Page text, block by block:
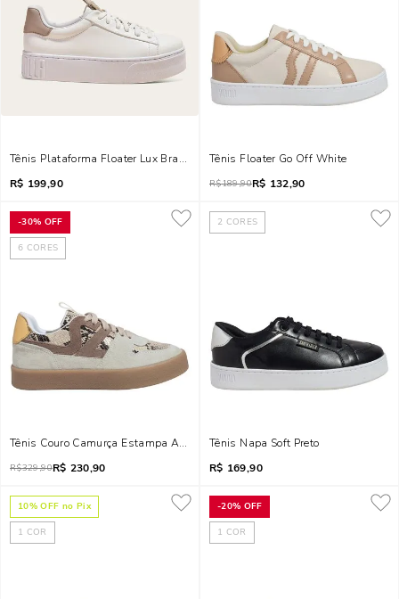
Tênis Plataforma Floater Lux Branco E Cinza
R$ 199,90
Tênis Floater Go Off White
R$189,90R$ 132,90
-30% OFF
6 CORES
Tênis Couro Camurça Estampa Animal Print Cobra Cinza Alvejado
R$329,90R$ 230,90
2 CORES
Tênis Napa Soft Preto
R$ 169,90
10% OFF no Pix
1 COR
-20% OFF
1 COR